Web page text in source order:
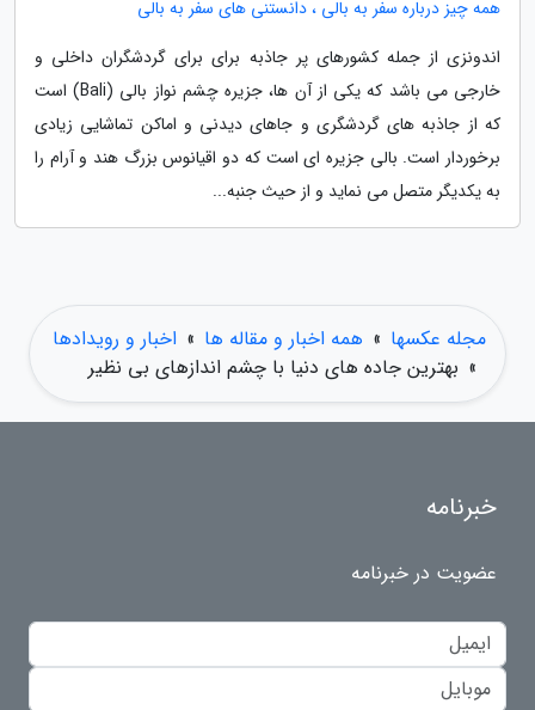
همه چیز درباره سفر به بالی ، دانستنی های سفر به بالی
اندونزی از جمله کشورهای پر جاذبه برای برای گردشگران داخلی و
خارجی می باشد که یکی از آن ها، جزیره چشم نواز بالی (Bali) است
که از جاذبه های گردشگری و جاهای دیدنی و اماکن تماشایی زیادی
برخوردار است. بالی جزیره ای است که دو اقیانوس بزرگ هند و آرام را
به یکدیگر متصل می نماید و از حیث جنبه...
مجله عکسها » همه اخبار و مقاله ها » اخبار و رویدادها
» بهترین جاده های دنیا با چشم اندازهای بی نظیر
خبرنامه
عضویت در خبرنامه